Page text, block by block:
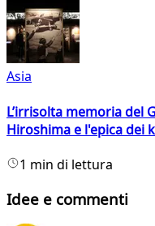
Asia
L’irrisolta memoria del
Hiroshima e l'epica dei
1 min di lettura
Idee e commenti